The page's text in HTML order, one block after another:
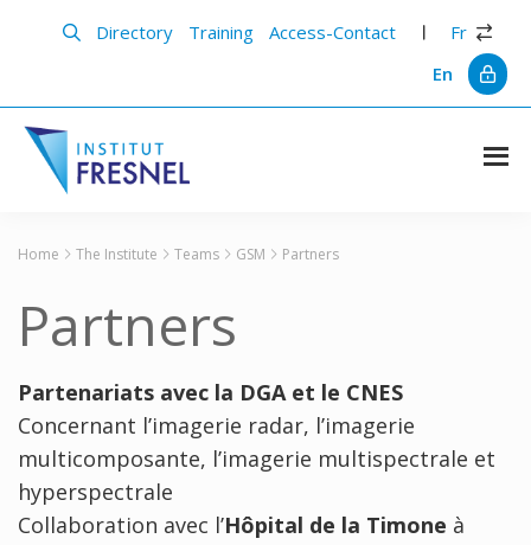
Directory Training Access-Contact
Fr
En
Institut
en
Home The Institute Teams GSM Partners
Partners
Partenariats avec la DGA et le CNES
Concernant l’imagerie radar, l’imagerie
multicomposante, l’imagerie multispectrale et
hyperspectrale
Collaboration avec l’Hôpital de la Timone à